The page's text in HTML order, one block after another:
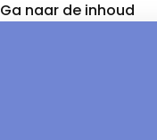
Ga naar de inhoud